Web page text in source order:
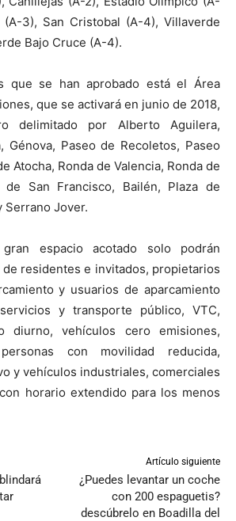
(A-3), San Cristobal (A-4), Villaverde
Bajo Cruce (A-4).
que se han aprobado está el Área
que se activará en junio de 2018,
delimitado por Alberto Aguilera,
Génova, Paseo de Recoletos, Paseo
Atocha, Ronda de Valencia, Ronda de
de San Francisco, Bailén, Plaza de
Serrano Jover.
espacio acotado solo podrán
residentes e invitados, propietarios
y usuarios de aparcamiento
y transporte público, VTC,
diurno, vehículos cero emisiones,
con movilidad reducida,
y vehículos industriales, comerciales
horario extendido para los menos
Artículo siguiente
¿Puedes levantar un coche
con 200 espaguetis?
descúbrelo en Boadilla del